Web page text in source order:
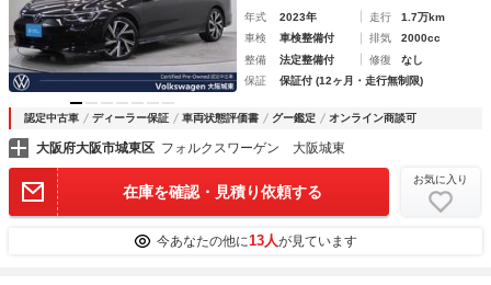
年式 2023年 走行
1.7万km
車検
車検整備付 排気
2000cc
整備
法定整備付 修復
なし
保証
保証付 (12ヶ月・走行無制限)
認定中古車 ディーラー保証 車両状態評価書 グー鑑定 オンライン商談可
大阪府大阪市城東区 フォルクスワーゲン 大阪城東
在庫を確認・見積り依頼する
お気に入り
今あなたの他に13人が見ています